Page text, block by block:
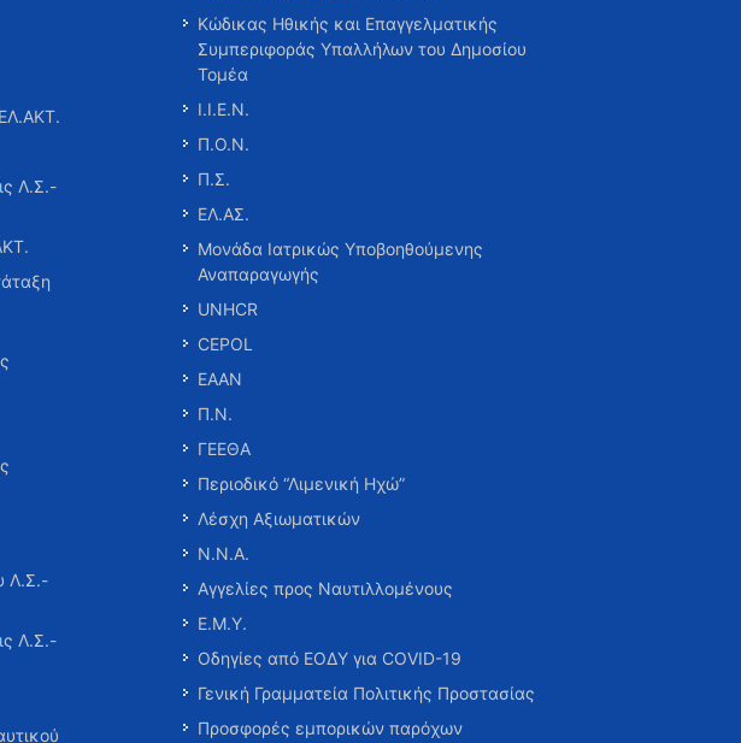
Λ.Σ.-
Λ.Σ.-
Λ.Σ.-
Κώδικας Ηθικής και Επαγγελματικής
Συμπεριφοράς Υπαλλήλων του Δημοσίου
Τομέα
Ι.Ι.Ε.Ν.
Π.Ο.Ν.
Π.Σ.
ΕΛ.ΑΣ.
Μονάδα Ιατρικώς Υποβοηθούμενης
Αναπαραγωγής
UNHCR
CEPOL
ΕΑΑΝ
Π.Ν.
ΓΕΕΘΑ
Περιοδικό “Λιμενική Ηχώ”
Λέσχη Αξιωματικών
Ν.Ν.Α.
Αγγελίες προς Ναυτιλλομένους
Ε.Μ.Υ.
Οδηγίες από ΕΟΔΥ για COVID-19
Γενική Γραμματεία Πολιτικής Προστασίας
Προσφορές εμπορικών παρόχων